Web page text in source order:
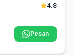
4.8
Pesan